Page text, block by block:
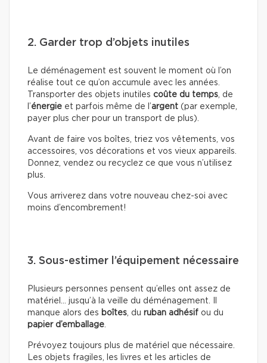
2. Garder trop d’objets inutiles
Le déménagement est souvent le moment où l’on
réalise tout ce qu’on accumule avec les années.
Transporter des objets inutiles coûte du temps, de
l’énergie et parfois même de l’argent (par exemple,
payer plus cher pour un transport de plus).
Avant de faire vos boîtes, triez vos vêtements, vos
accessoires, vos décorations et vos vieux appareils.
Donnez, vendez ou recyclez ce que vous n’utilisez
plus.
Vous arriverez dans votre nouveau chez-soi avec
moins d’encombrement!
3. Sous-estimer l’équipement nécessaire
Plusieurs personnes pensent qu’elles ont assez de
matériel… jusqu’à la veille du déménagement. Il
manque alors des boîtes, du ruban adhésif ou du
papier d’emballage.
Prévoyez toujours plus de matériel que nécessaire.
Les objets fragiles, les livres et les articles de